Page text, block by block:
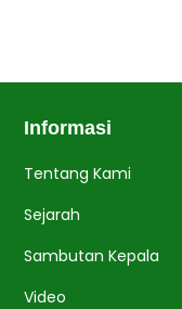
Informasi
Tentang Kami
Sejarah
Sambutan Kepala
Video